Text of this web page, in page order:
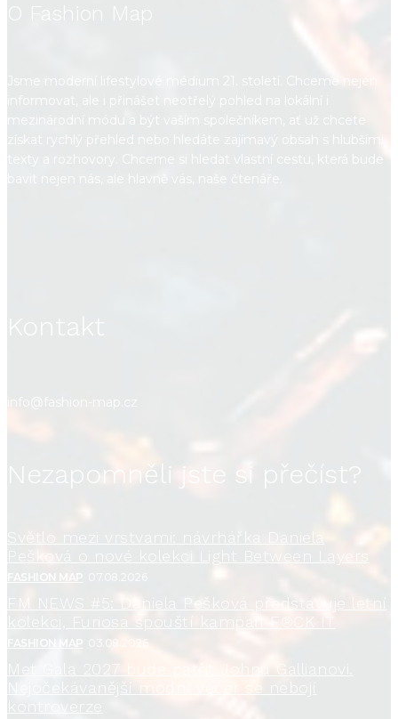
O Fashion Map
Jsme moderní lifestylové médium 21. století. Chceme nejen
informovat, ale i přinášet neotřelý pohled na lokální i
mezinárodní módu a být vaším společníkem, ať už chcete
získat rychlý přehled nebo hledáte zajímavý obsah s hlubšími
texty a rozhovory. Chceme si hledat vlastní cestu, která bude
bavit nejen nás, ale hlavně vás, naše čtenáře.
Kontakt
info@fashion-map.cz
Nezapomněli jste si přečíst?
Světlo mezi vrstvami: návrhářka Daniela
Pešková o nové kolekci Light Between Layers
FASHION MAP
FM NEWS #5: Daniela Pešková představuje letní
kolekci, Furiosa spouští kampaň F®CK IT
FASHION MAP
Met Gala 2027 bude patřit Johnu Gallianovi.
Nejočekávanější módní večer se nebojí
kontroverze